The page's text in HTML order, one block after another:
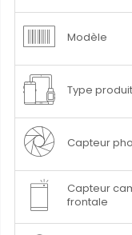
Modèle
Type produit
Capteur
Capteur
frontale